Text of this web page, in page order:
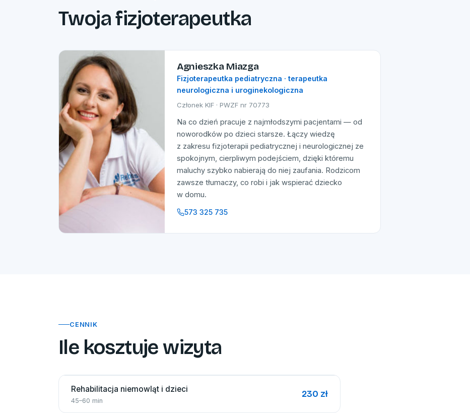
Twoja fizjoterapeutka
Agnieszka Miazga
Fizjoterapeutka pediatryczna · terapeutka
neurologiczna i uroginekologiczna
Członek KIF · PWZF nr 70773
Na co dzień pracuje z najmłodszymi pacjentami — od
noworodków po dzieci starsze. Łączy wiedzę
z zakresu fizjoterapii pediatrycznej i neurologicznej ze
spokojnym, cierpliwym podejściem, dzięki któremu
maluchy szybko nabierają do niej zaufania. Rodzicom
zawsze tłumaczy, co robi i jak wspierać dziecko
w domu.
573 325 735
CENNIK
Ile kosztuje wizyta
Rehabilitacja niemowląt i dzieci
45–60 min
230 zł